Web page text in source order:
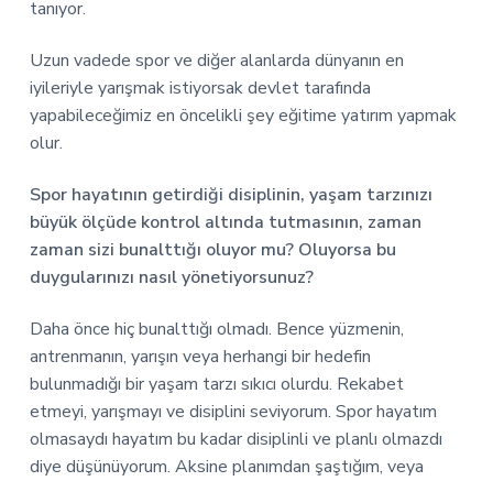
tanıyor.
Uzun vadede spor ve diğer alanlarda dünyanın en
iyileriyle yarışmak istiyorsak devlet tarafında
yapabileceğimiz en öncelikli şey eğitime yatırım yapmak
olur.
Spor hayatının getirdiği disiplinin, yaşam tarzınızı
büyük ölçüde kontrol altında tutmasının, zaman
zaman sizi bunalttığı oluyor mu? Oluyorsa bu
duygularınızı nasıl yönetiyorsunuz?
Daha önce hiç bunalttığı olmadı. Bence yüzmenin,
antrenmanın, yarışın veya herhangi bir hedefin
bulunmadığı bir yaşam tarzı sıkıcı olurdu. Rekabet
etmeyi, yarışmayı ve disiplini seviyorum. Spor hayatım
olmasaydı hayatım bu kadar disiplinli ve planlı olmazdı
diye düşünüyorum. Aksine planımdan şaştığım, veya